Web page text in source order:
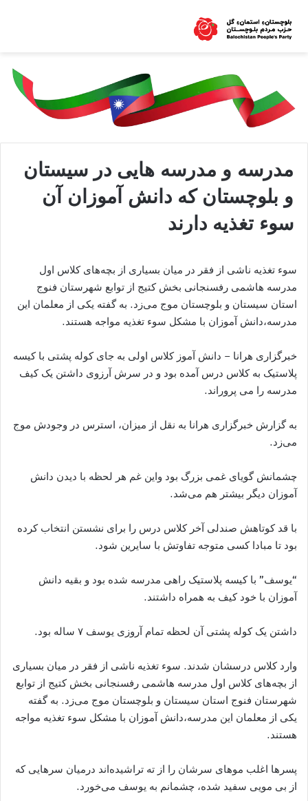
مدرسه و مدرسه هایی در سیستان
و بلوچستان که دانش آموزان آن
سوء تغذیه دارند
سوء تغذیه ناشی از فقر در میان بسیاری از بچه‌های کلاس اول
مدرسه هاشمی رفسنجانی بخش کتیج از توابع شهرستان فنوج
استان سیستان و بلوچستان موج می‌زد. به گفته یکی از معلمان این
مدرسه،دانش آموزان با مشکل سوء تغذیه مواجه هستند.
خبرگزاری هرانا – دانش آموز کلاس اولی به جای کوله پشتی با کیسه
پلاستیک به کلاس درس آمده بود و در سرش آرزوی داشتن یک کیف
مدرسه را می پروراند.
به گزارش خبرگزاری هرانا به نقل از میزان، استرس در وجودش موج
می‌زد.
چشمانش گویای غمی بزرگ بود واین غم هر لحظه با دیدن دانش
آموزان دیگر بیشتر هم می‌شد.
با قد کوتاهش صندلی آخر کلاس درس را برای نشستن انتخاب کرده
بود تا مبادا کسی متوجه تفاوتش با سایرین شود.
“یوسف” با کیسه پلاستیک راهی مدرسه شده بود و بقیه دانش
آموزان با خود کیف به همراه داشتند.
داشتن یک کوله پشتی آن لحظه تمام آروزی یوسف ۷ ساله بود.
وارد کلاس درسشان شدند. سوء تغذیه ناشی از فقر در میان بسیاری
از بچه‌های کلاس اول مدرسه هاشمی رفسنجانی بخش کتیج از توابع
شهرستان فنوج استان سیستان و بلوچستان موج می‌زد. به گفته
یکی از معلمان این مدرسه،دانش آموزان با مشکل سوء تغذیه مواجه
هستند.
پسر‌ها اغلب مو‌های سرشان را از ته تراشیده‌اند درمیان سر‌هایی که
از بی مویی سفید شده، چشمانم به یوسف می‌خورد.